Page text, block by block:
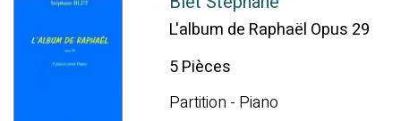
L'album de Raphaël Opus 29
5 Pièces
Partition - Piano